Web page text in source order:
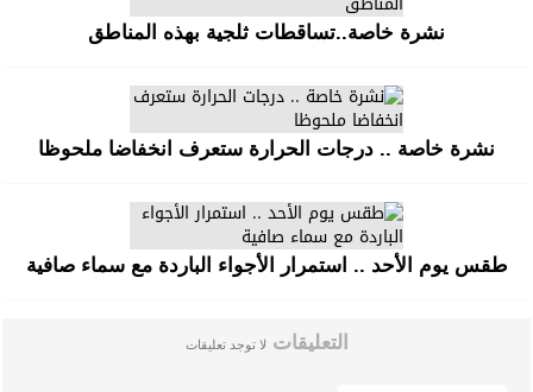
نشرة خاصة..تساقطات ثلجية بهذه المناطق
نشرة خاصة .. درجات الحرارة ستعرف انخفاضا ملحوظا
طقس يوم الأحد .. استمرار الأجواء الباردة مع سماء صافية
التعليقات لا توجد تعليقات